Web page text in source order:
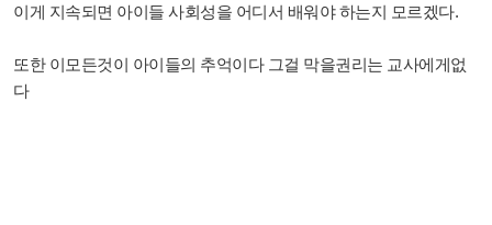
이게 지속되면 아이들 사회성을 어디서 배워야 하는지 모르겠다.
또한 이모든것이 아이들의 추억이다 그걸 막을권리는 교사에게없
다